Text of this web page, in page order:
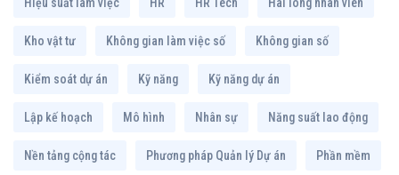
Kho vật tư Không gian làm việc số Không gian số
Kiểm soát dự án Kỹ năng Kỹ năng dự án
Lập kế hoạch Mô hình Nhân sự Năng suất lao động
Nền tảng cộng tác Phương pháp Quản lý Dự án Phần mềm